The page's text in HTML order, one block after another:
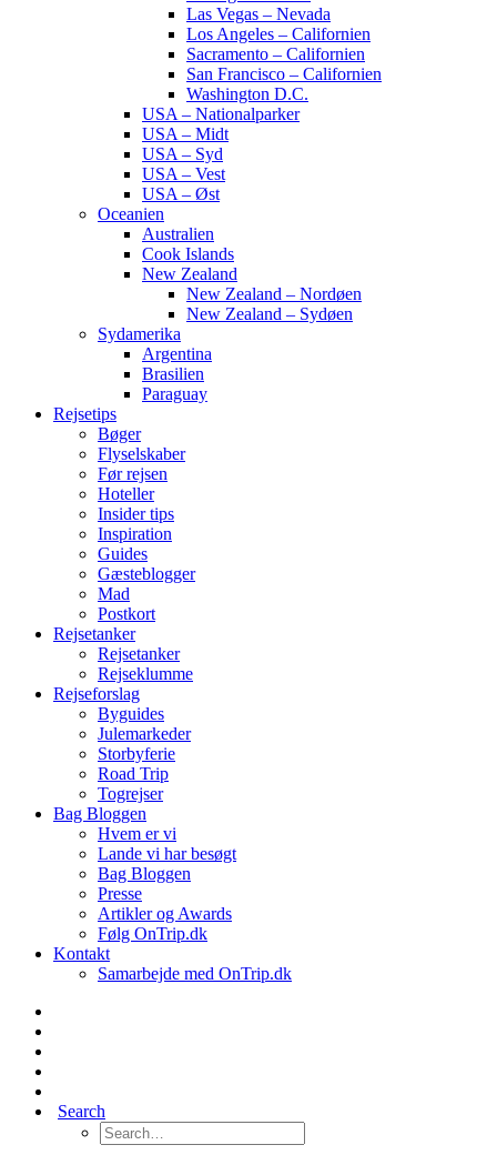
Las Vegas – Nevada
Los Angeles – Californien
Sacramento – Californien
San Francisco – Californien
Washington D.C.
USA – Nationalparker
USA – Midt
USA – Syd
USA – Vest
USA – Øst
Oceanien
Australien
Cook Islands
New Zealand
New Zealand – Nordøen
New Zealand – Sydøen
Sydamerika
Argentina
Brasilien
Paraguay
Rejsetips
Bøger
Flyselskaber
Før rejsen
Hoteller
Insider tips
Inspiration
Guides
Gæsteblogger
Mad
Postkort
Rejsetanker
Rejsetanker
Rejseklumme
Rejseforslag
Byguides
Julemarkeder
Storbyferie
Road Trip
Togrejser
Bag Bloggen
Hvem er vi
Lande vi har besøgt
Bag Bloggen
Presse
Artikler og Awards
Følg OnTrip.dk
Kontakt
Samarbejde med OnTrip.dk
Search